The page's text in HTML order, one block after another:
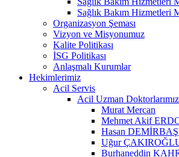
Sağlık Bakım Hizmetleri
Organizasyon Şeması
Vizyon ve Misyonumuz
Kalite Politikası
İSG Politikası
Anlaşmalı Kurumlar
Hekimlerimiz
Acil Servis
Acil Uzman Doktorlarımız
Murat Mercan
Mehmet Akif
Hasan DEMİRBAŞ
Uğur
Burhaneddin